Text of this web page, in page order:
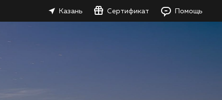
Казань Сертификат Помощь